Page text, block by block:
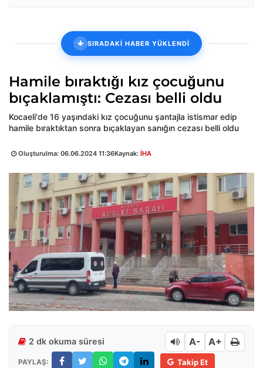
SIRADAKİ HABER YÜKLENDİ
Hamile bıraktığı kız çocuğunu
bıçaklamıştı: Cezası belli oldu
Kocaeli'de 16 yaşındaki kız çocuğunu şantajla istismar edip
hamile bıraktıktan sonra bıçaklayan sanığın cezası belli oldu
Oluşturulma: 06.06.2024 11:36Kaynak: İHA
2 dk okuma süresi A- A+
PAYLAŞ: Takip Et